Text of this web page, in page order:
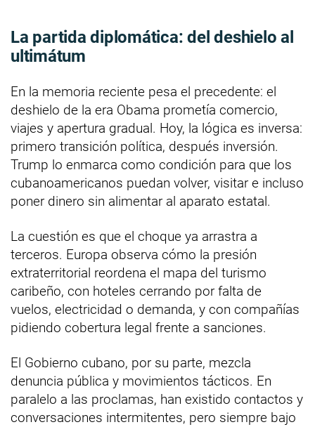
La partida diplomática: del deshielo al
ultimátum
En la memoria reciente pesa el precedente: el
deshielo de la era Obama prometía comercio,
viajes y apertura gradual. Hoy, la lógica es inversa:
primero transición política, después inversión.
Trump lo enmarca como condición para que los
cubanoamericanos puedan volver, visitar e incluso
poner dinero sin alimentar al aparato estatal.
La cuestión es que el choque ya arrastra a
terceros. Europa observa cómo la presión
extraterritorial reordena el mapa del turismo
caribeño, con hoteles cerrando por falta de
vuelos, electricidad o demanda, y con compañías
pidiendo cobertura legal frente a sanciones.
El Gobierno cubano, por su parte, mezcla
denuncia pública y movimientos tácticos. En
paralelo a las proclamas, han existido contactos y
conversaciones intermitentes, pero siempre bajo